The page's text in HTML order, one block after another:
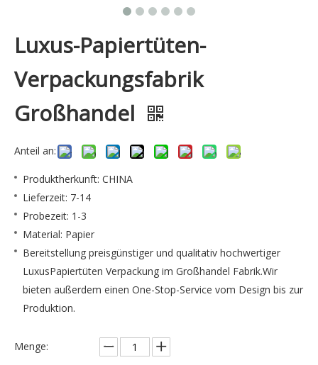
Luxus-Papiertüten-
Verpackungsfabrik
Großhandel
Anteil an:
Produktherkunft: CHINA
Lieferzeit: 7-14
Probezeit: 1-3
Material: Papier
Bereitstellung preisgünstiger und qualitativ hochwertiger
LuxusPapiertüten Verpackung im Großhandel Fabrik.Wir
bieten außerdem einen One-Stop-Service vom Design bis zur
Produktion.
Menge: